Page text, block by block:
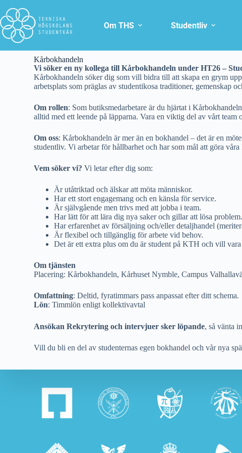
Om THS Studentliv
Kårbokhandeln
Vi söker en ny kollega till Kårbokhandeln under HT26 –
Kårbokhandeln söker dig som vill bidra till att skapa en grym
arbetsplats som präglas av studentikosa traditioner, gemenskap
Om rollen: Som butiksmedarbetare är du hjärtat i
alltid med ett leende på läpparna. Vara en viktig del av vårt
Om oss: Kårbokhandeln är mer än en bokhandel – det är en
studentliv. Vi arbetar för hållbarhet och har som mål att göra
Vem söker vi? Vi letar efter dig som:
Är utåtriktad och älskar att möta människor.
Har ett stort engagemang och en känsla för service.
Är självgående men trivs med att jobba i team.
Har lätt för att lära dig nya saker och gillar att lösa problem.
Har erfarenhet av försäljning och/eller detaljhandel
Är flexibel och tillgänglig för arbete vid behov.
Det är ett extra plus om du är student på KTH och vill
Om tjänsten
Placering: Kårbokhandeln, Kårhuset Nymble, Campus
Omfattning: Deltid, fyratimmars pass anpassat efter ditt schema.
Lön: Timmlön enligt kollektivavtal
Ansökan Rekrytering och intervjuer sker löpande, så vänta
Vill du bli en del av studenternas egen bokhandel och vår nya